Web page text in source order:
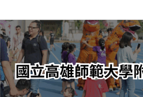
轉
至
主
內
容